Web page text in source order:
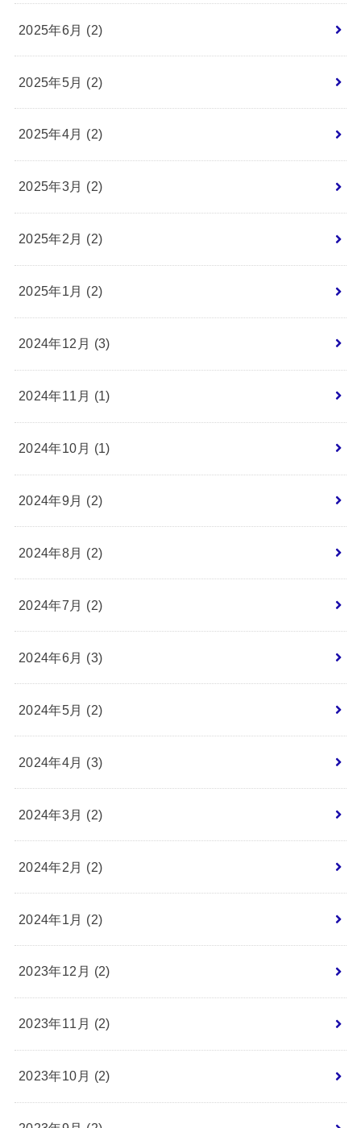
2025年6月 (2)
2025年5月 (2)
2025年4月 (2)
2025年3月 (2)
2025年2月 (2)
2025年1月 (2)
2024年12月 (3)
2024年11月 (1)
2024年10月 (1)
2024年9月 (2)
2024年8月 (2)
2024年7月 (2)
2024年6月 (3)
2024年5月 (2)
2024年4月 (3)
2024年3月 (2)
2024年2月 (2)
2024年1月 (2)
2023年12月 (2)
2023年11月 (2)
2023年10月 (2)